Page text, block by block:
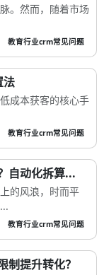
。然而，随着市场
教育行业crm常见问题
法
成本获客的核心手
教育行业crm常见问题
自动化拆算...
的风浪，时而平
教育行业crm常见问题
制提升转化？